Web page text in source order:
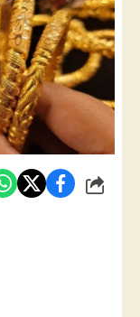
شارك